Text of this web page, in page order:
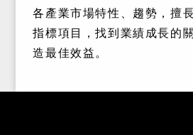
各產業市場特性、趨勢，擅
指標項目，找到業績成長的
造最佳效益。